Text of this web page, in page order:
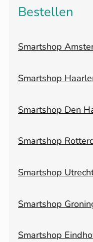
Bestellen
Smartshop
Smartshop
Smartshop Den
Smartshop
Smartshop
Smartshop
Smartshop